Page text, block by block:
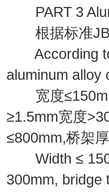
PART 3
根据标准JB/
According to
aluminum alloy
宽度
≥1.5mm宽度
≤800mm,桥架
Width ≤
300mm, bridge